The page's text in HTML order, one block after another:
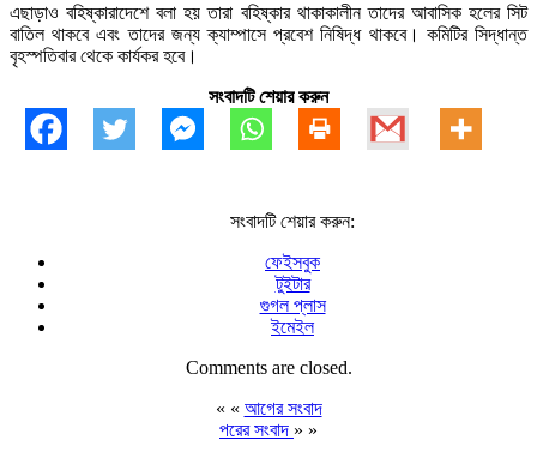
এছাড়াও বহিষ্কারাদেশে বলা হয় তারা বহিষ্কার থাকাকালীন তাদের আবাসিক হলের সিট
বাতিল থাকবে এবং তাদের জন্য ক্যাম্পাসে প্রবেশ নিষিদ্ধ থাকবে। কমিটির সিদ্ধান্ত
বৃহস্পতিবার থেকে কার্যকর হবে।
সংবাদটি শেয়ার করুন
সংবাদটি শেয়ার করুন:
ফেইসবুক
টুইটার
গুগল প্লাস
ইমেইল
Comments are closed.
« « আগের সংবাদ
পরের সংবাদ » »